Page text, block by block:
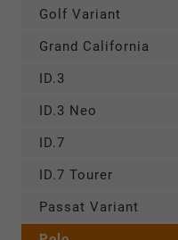
Golf Variant
Grand California
ID.3
ID.3 Neo
ID.7
ID.7 Tourer
Passat Variant